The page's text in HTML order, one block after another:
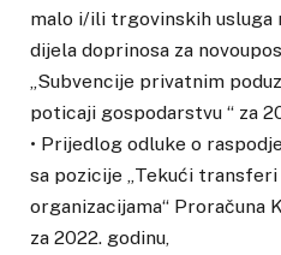
malo i/ili trgovinskih usluga
dijela doprinosa za
„Subvencije privatnim
poticaji gospodarstvu “ za
• Prijedlog odluke o
sa pozicije „Tekući
organizacijama“ Proračuna
za 2022. godinu,